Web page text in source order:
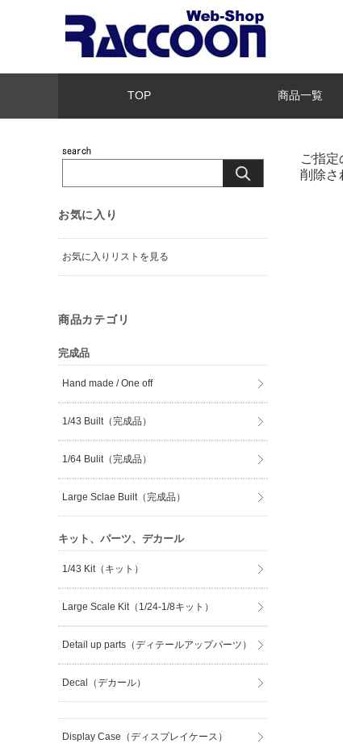
TOP 商品一覧
ご指定
削除さ
お気に入り
お気に入りリストを見る
商品カテゴリ
完成品
Hand made / One off
1/43 Built（完成品）
1/64 Bulit（完成品）
Large Sclae Built（完成品）
キット、パーツ、デカール
1/43 Kit（キット）
Large Scale Kit（1/24-1/8キット）
Detail up parts（ディテールアップパーツ）
Decal（デカール）
Display Case（ディスプレイケース）